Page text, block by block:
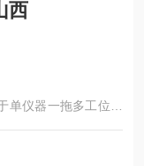
斯莫 其他设备 山西
仪器一拖多工位、
用无泄漏切换阀，配